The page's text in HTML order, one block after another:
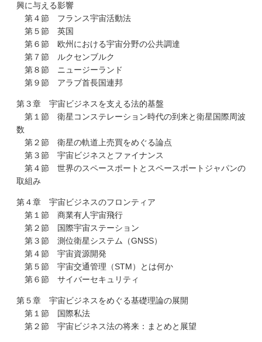
興に与える影響
第４節 フランス宇宙活動法
第５節 英国
第６節 欧州における宇宙分野の公共調達
第７節 ルクセンブルク
第８節 ニュージーランド
第９節 アラブ首長国連邦
第３章 宇宙ビジネスを支える法的基盤
第１節 衛星コンステレーション時代の到来と衛星国際周波
数
第２節 衛星の軌道上売買をめぐる論点
第３節 宇宙ビジネスとファイナンス
第４節 世界のスペースポートとスペースポートジャパンの
取組み
第４章 宇宙ビジネスのフロンティア
第１節 商業有人宇宙飛行
第２節 国際宇宙ステーション
第３節 測位衛星システム（GNSS）
第４節 宇宙資源開発
第５節 宇宙交通管理（STM）とは何か
第６節 サイバーセキュリティ
第５章 宇宙ビジネスをめぐる基礎理論の展開
第１節 国際私法
第２節 宇宙ビジネス法の将来：まとめと展望